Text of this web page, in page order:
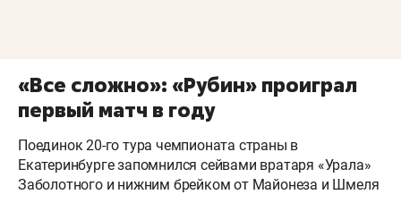
«Все сложно»: «Рубин» проиграл
первый матч в году
Поединок 20-го тура чемпионата страны в
Екатеринбурге запомнился сейвами вратаря «Урала»
Заболотного и нижним брейком от Майонеза и Шмеля